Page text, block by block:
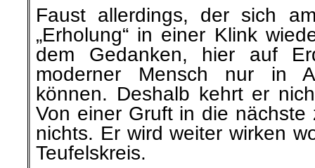
Faust allerdings, der sich
„Erholung“ in einer Klink
dem Gedanken, hier auf
moderner Mensch nur in
können. Deshalb kehrt er
Von einer Gruft in die
nichts. Er wird weiter wirken
Teufelskreis.